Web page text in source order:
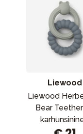
Liewood
Liewood
Bear
sekoitus